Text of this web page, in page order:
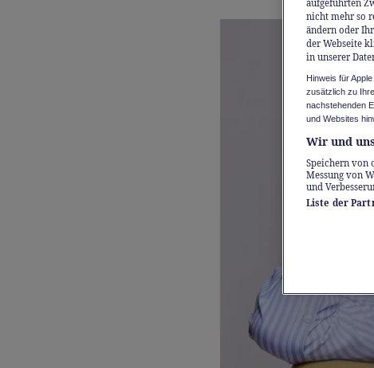
aufgeführten
nicht mehr so
ändern oder
der Webseite
in unserer
Hinweis für
zusätzlich zu
nachstehenden
und Websites
Wir und
Speichern von
Messung von
und
Liste der